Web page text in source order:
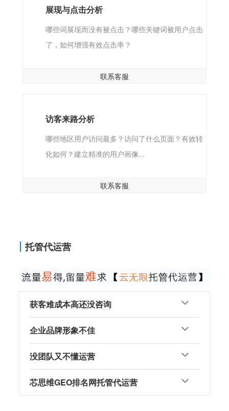
展现与点击分析
哪些词展现而没有被点击？哪些关键词被用户点击
了，如何增强有效点击率？
联系客服
访客来路分析
哪些地区用户访问最多？访问了什么页面？有效转
化如何？建立精准的用户画像...
联系客服
托管代运营
获客难成本高还没咨询
企业品牌形象不佳
没团队又不懂运营
芯思维GEO排名网托管代运营